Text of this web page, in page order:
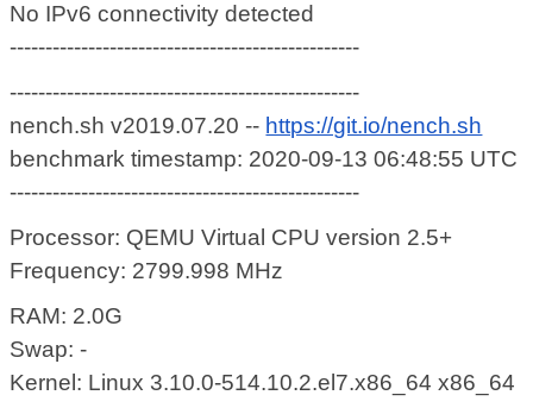
No IPv6 connectivity detected
-------------------------------------------------
-------------------------------------------------
nench.sh v2019.07.20 -- https://git.io/nench.sh
benchmark timestamp: 2020-09-13 06:48:55 UTC
-------------------------------------------------
Processor: QEMU Virtual CPU version 2.5+
Frequency: 2799.998 MHz
RAM: 2.0G
Swap: -
Kernel: Linux 3.10.0-514.10.2.el7.x86_64 x86_64